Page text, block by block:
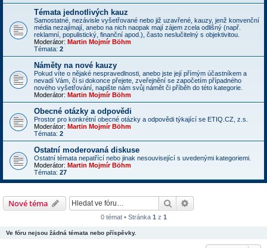
Témata jednotlivých kauz
Samostatné, nezávisle vyšetřované nebo již uzavřené, kauzy, jenž konvenční
média nezajímají, anebo na nich naopak mají zájem zcela odlišný (např.
reklamní, populistický, finanční apod.), často neslučitelný s objektivitou.
Moderátor: Martin Mojmír Böhm
Témata: 2
Náměty na nové kauzy
Pokud víte o nějaké nespravedlnosti, anebo jste její přímým účastníkem a
nevadí Vám, či si dokonce přejete, zveřejnění se započetím případného
nového vyšetřování, napište nám svůj námět či příběh do této kategorie.
Moderátor: Martin Mojmír Böhm
Obecné otázky a odpovědi
Prostor pro konkrétní obecné otázky a odpovědi týkající se ETIQ.CZ, z.s.
Moderátor: Martin Mojmír Böhm
Témata: 2
Ostatní moderovaná diskuse
Ostatní témata nepatřící nebo jinak nesouvisející s uvedenými kategoriemi.
Moderátor: Martin Mojmír Böhm
Témata: 27
Nové téma Hledat
0 témat • Stránka 1 z 1
Ve fóru nejsou žádná témata nebo příspěvky.